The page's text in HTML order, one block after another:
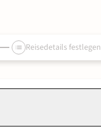
Reisedetails festlegen